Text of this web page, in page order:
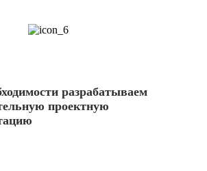
разрабатываем
проектную